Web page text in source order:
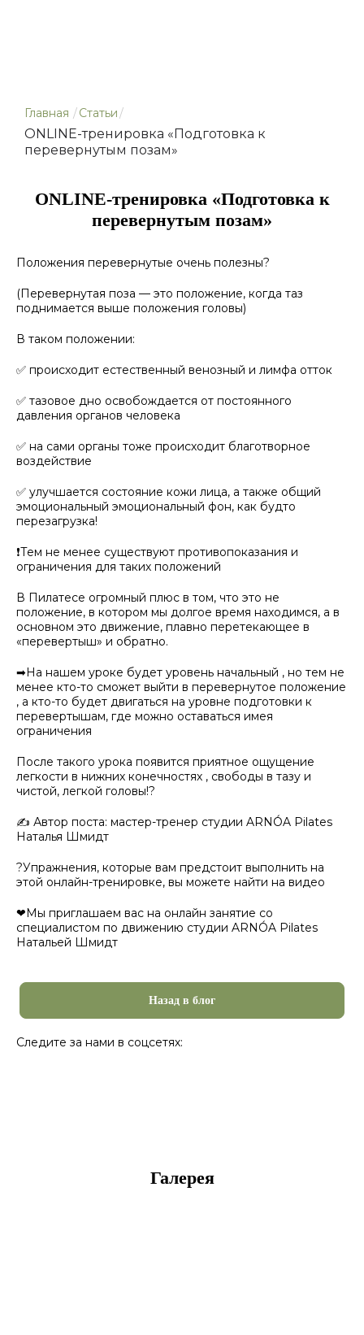
Главная /Статьи/
ONLINE-тренировка «Подготовка к
перевернутым позам»
ONLINE-тренировка «Подготовка к
перевернутым позам»
Положения перевернутые очень полезны?
(Перевернутая поза — это положение, когда таз
поднимается выше положения головы)
В таком положении:
✅ происходит естественный венозный и лимфа отток
✅ тазовое дно освобождается от постоянного
давления органов человека
✅ на сами органы тоже происходит благотворное
воздействие
✅ улучшается состояние кожи лица, а также общий
эмоциональный эмоциональный фон, как будто
перезагрузка!
❗Тем не менее существуют противопоказания и
ограничения для таких положений
В Пилатесе огромный плюс в том, что это не
положение, в котором мы долгое время находимся, а в
основном это движение, плавно перетекающее в
«перевертыш» и обратно.
➡На нашем уроке будет уровень начальный , но тем не
менее кто-то сможет выйти в перевернутое положение
, а кто-то будет двигаться на уровне подготовки к
перевертышам, где можно оставаться имея
ограничения
После такого урока появится приятное ощущение
легкости в нижних конечностях , свободы в тазу и
чистой, легкой головы!?
✍ Автор поста: мастер-тренер студии ARNÓA Pilates
Наталья Шмидт
?Упражнения, которые вам предстоит выполнить на
этой онлайн-тренировке, вы можете найти на видео
❤Мы приглашаем вас на онлайн занятие со
специалистом по движению студии ARNÓA Pilates
Натальей Шмидт
Назад в блог
Следите за нами в соцсетях:
Галерея